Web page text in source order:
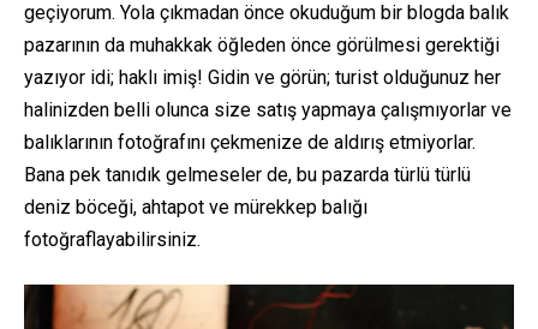
geçiyorum. Yola çıkmadan önce okuduğum bir blogda balık
pazarının da muhakkak öğleden önce görülmesi gerektiği
yazıyor idi; haklı imiş! Gidin ve görün; turist olduğunuz her
halinizden belli olunca size satış yapmaya çalışmıyorlar ve
balıklarının fotoğrafını çekmenize de aldırış etmiyorlar.
Bana pek tanıdık gelmeseler de, bu pazarda türlü türlü
deniz böceği, ahtapot ve mürekkep balığı
fotoğraflayabilirsiniz.